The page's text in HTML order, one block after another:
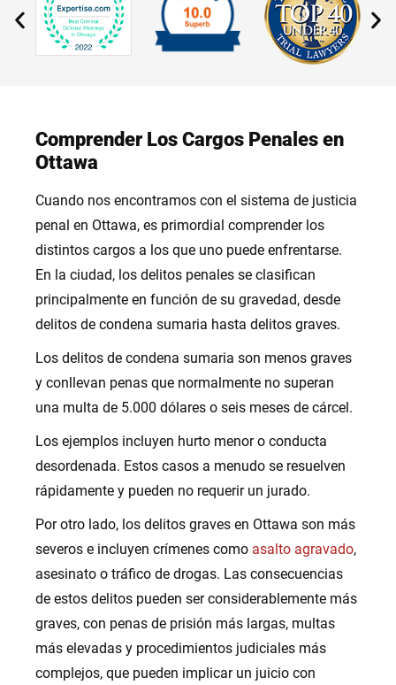
Comprender Los Cargos Penales en
Ottawa
Cuando nos encontramos con el sistema de justicia
penal en Ottawa, es primordial comprender los
distintos cargos a los que uno puede enfrentarse.
En la ciudad, los delitos penales se clasifican
principalmente en función de su gravedad, desde
delitos de condena sumaria hasta delitos graves.
Los delitos de condena sumaria son menos graves
y conllevan penas que normalmente no superan
una multa de 5.000 dólares o seis meses de cárcel.
Los ejemplos incluyen hurto menor o conducta
desordenada. Estos casos a menudo se resuelven
rápidamente y pueden no requerir un jurado.
Por otro lado, los delitos graves en Ottawa son más
severos e incluyen crímenes como asalto agravado,
asesinato o tráfico de drogas. Las consecuencias
de estos delitos pueden ser considerablemente más
graves, con penas de prisión más largas, multas
más elevadas y procedimientos judiciales más
complejos, que pueden implicar un juicio con